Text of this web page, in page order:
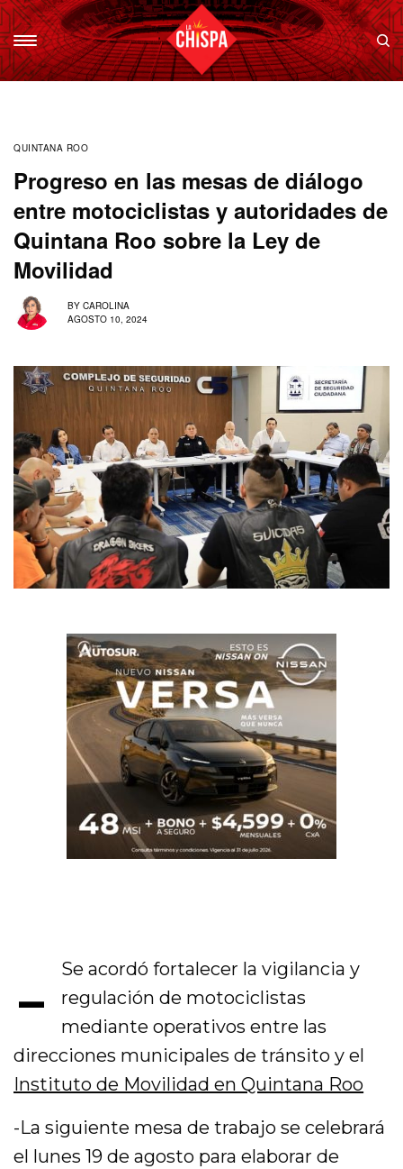
QUINTANA ROO
Progreso en las mesas de diálogo
entre motociclistas y autoridades de
Quintana Roo sobre la Ley de
Movilidad
BY CAROLINA
AGOSTO 10, 2024
-
Se acordó fortalecer la vigilancia y
regulación de motociclistas
mediante operativos entre las
direcciones municipales de tránsito y el
Instituto de Movilidad en Quintana Roo
-La siguiente mesa de trabajo se celebrará
el lunes 19 de agosto para elaborar de